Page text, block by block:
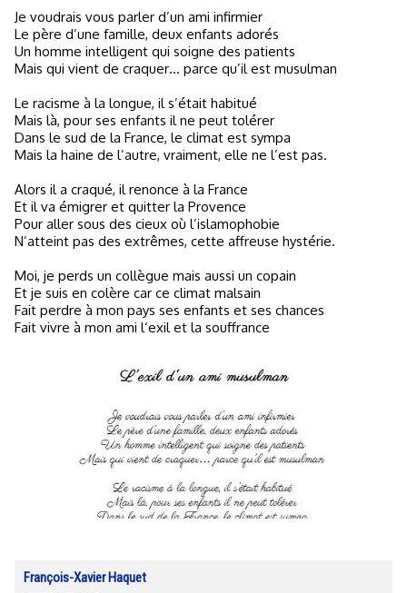
Je voudrais vous parler d’un ami infirmier
Le père d’une famille, deux enfants adorés
Un homme intelligent qui soigne des patients
Mais qui vient de craquer… parce qu’il est musulman
Le racisme à la longue, il s’était habitué
Mais là, pour ses enfants il ne peut tolérer
Dans le sud de la France, le climat est sympa
Mais la haine de l’autre, vraiment, elle ne l’est pas.
Alors il a craqué, il renonce à la France
Et il va émigrer et quitter la Provence
Pour aller sous des cieux où l’islamophobie
N’atteint pas des extrêmes, cette affreuse hystérie.
Moi, je perds un collègue mais aussi un copain
Et je suis en colère car ce climat malsain
Fait perdre à mon pays ses enfants et ses chances
Fait vivre à mon ami l’exil et la souffrance
François-Xavier Haquet